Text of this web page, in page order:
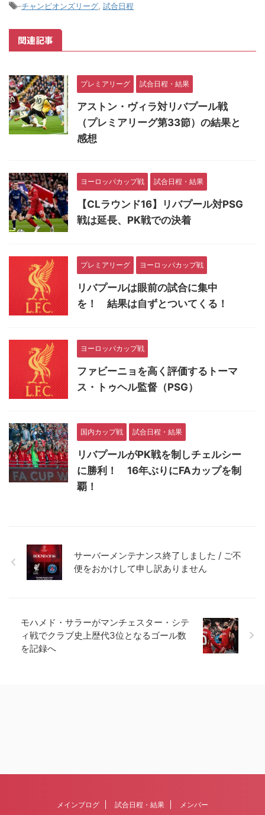
-チャンピオンズリーグ 試合日程
関連記事
プレミアリーグ 試合日程・結果
アストン・ヴィラ対リバプール戦
（プレミアリーグ第33節）の結果と
感想
ヨーロッパカップ戦 試合日程・結果
【CLラウンド16】リバプール対PSG
戦は延長、PK戦での決着
プレミアリーグ ヨーロッパカップ戦
リバプールは眼前の試合に集中
を！ 結果は自ずとついてくる！
ヨーロッパカップ戦
ファビーニョを高く評価するトーマ
ス・トゥヘル監督（PSG）
国内カップ戦 試合日程・結果
リバプールがPK戦を制しチェルシー
に勝利！ 16年ぶりにFAカップを制
覇！
サーバーメンテナンス終了しました / ご不
便をおかけして申し訳ありません
モハメド・サラーがマンチェスター・シテ
ィ戦でクラブ史上歴代3位となるゴール数
を記録へ
メインブログ 試合日程・結果 メンバー